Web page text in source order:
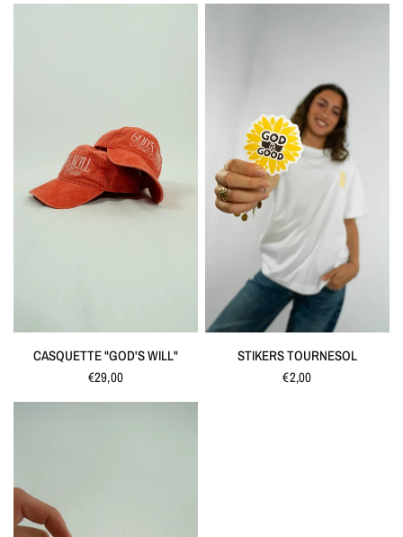
QUICK VIEW
CASQUETTE "GOD'S WILL"
€29,00
QUICK VIEW
STIKERS TOURNESOL
€2,00